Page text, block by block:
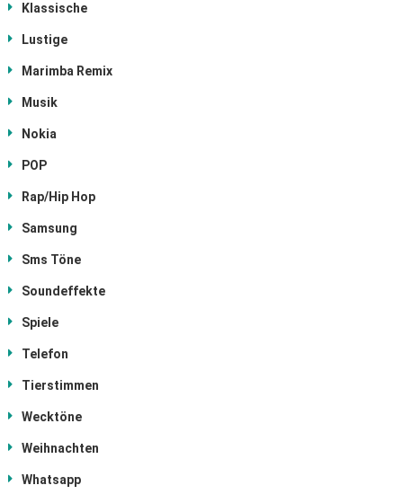
Klassische
Lustige
Marimba Remix
Musik
Nokia
POP
Rap/Hip Hop
Samsung
Sms Töne
Soundeffekte
Spiele
Telefon
Tierstimmen
Wecktöne
Weihnachten
Whatsapp